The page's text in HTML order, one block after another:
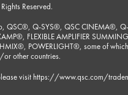
Reserved.
QSC®, Q-SYS®, QSC CINEMA®,
FLEXIBLE AMPLIFIER SUMMING
POWERLIGHT®, some of
or other countries.
visit https://www.qsc.com/